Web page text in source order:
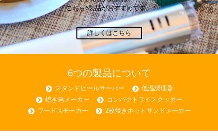
これら6製品がおすすめです。
詳しくはこちら
6つの製品について
スタンドビールサーバー
低温調理器
焼き鳥メーカー
コンパクトライスクッカー
フードスモーカー
2枚焼きホットサンドメーカー